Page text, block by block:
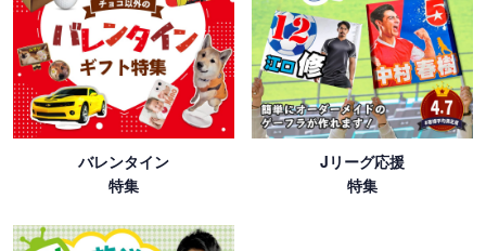
バレンタイン
特集
Jリーグ応援
特集